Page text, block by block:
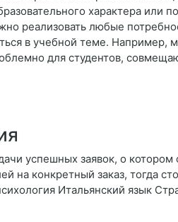
характера или
реализовать любые
в учебной теме. Например,
для студентов,
успешных заявок, о котором
на конкретный заказ, тогда
Итальянский язык